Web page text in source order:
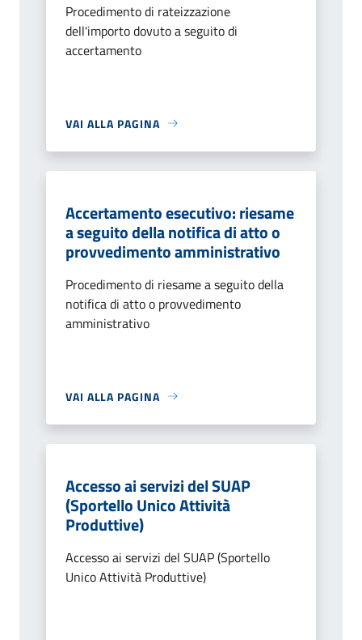
Procedimento di rateizzazione
dell'importo dovuto a seguito di
accertamento
VAI ALLA PAGINA
Accertamento esecutivo: riesame
a seguito della notifica di atto o
provvedimento amministrativo
Procedimento di riesame a seguito della
notifica di atto o provvedimento
amministrativo
VAI ALLA PAGINA
Accesso ai servizi del SUAP
(Sportello Unico Attività
Produttive)
Accesso ai servizi del SUAP (Sportello
Unico Attività Produttive)